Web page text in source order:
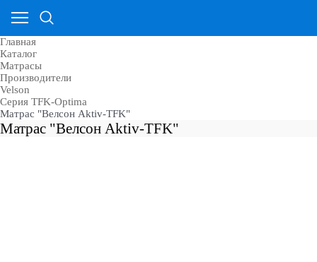
Главная
Каталог
Матрасы
Производители
Velson
Серия TFK-Optima
Матрас "Велсон Aktiv-TFK"
Матрас "Велсон Aktiv-TFK"